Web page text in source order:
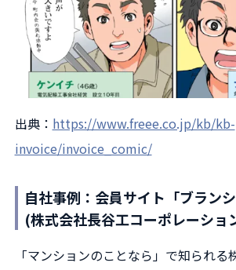
出典： https://www.freee.co.jp/kb/kb-
invoice/invoice_comic/
自社事例：会員サイト「ブランシ
(株式会社長谷工コーポレーショ
「マンションのことなら」で知られる